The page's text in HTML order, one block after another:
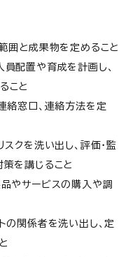
囲と成果物を定めること
配置や育成を計画し、
こと
絡窓口、連絡方法を定
クを洗い出し、評価・監
を講じること
やサービスの購入や調
の関係者を洗い出し、定